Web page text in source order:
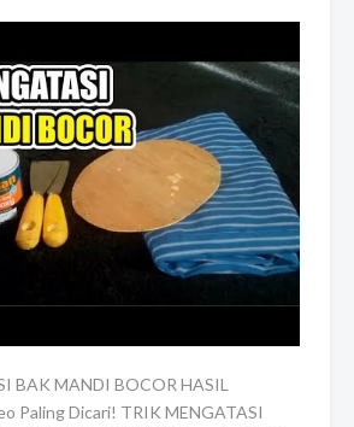
BAK MANDI BOCOR HASIL
Paling Dicari! TRIK MENGATASI